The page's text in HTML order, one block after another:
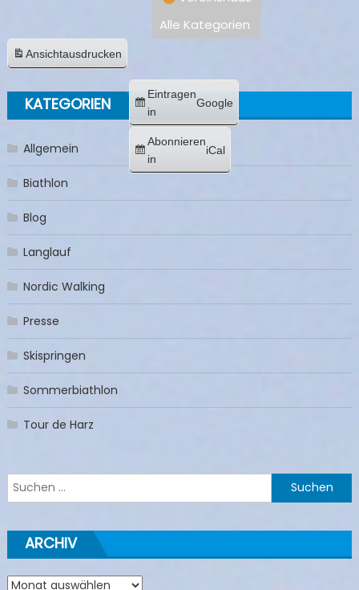
Alle Kategorien
Ansichtausdrucken
Eintragen
in
Google
Abonnieren
in
iCal
KATEGORIEN
Allgemein
Biathlon
Blog
Langlauf
Nordic Walking
Presse
Skispringen
Sommerbiathlon
Tour de Harz
Suchen
nach:
ARCHIV
Archiv